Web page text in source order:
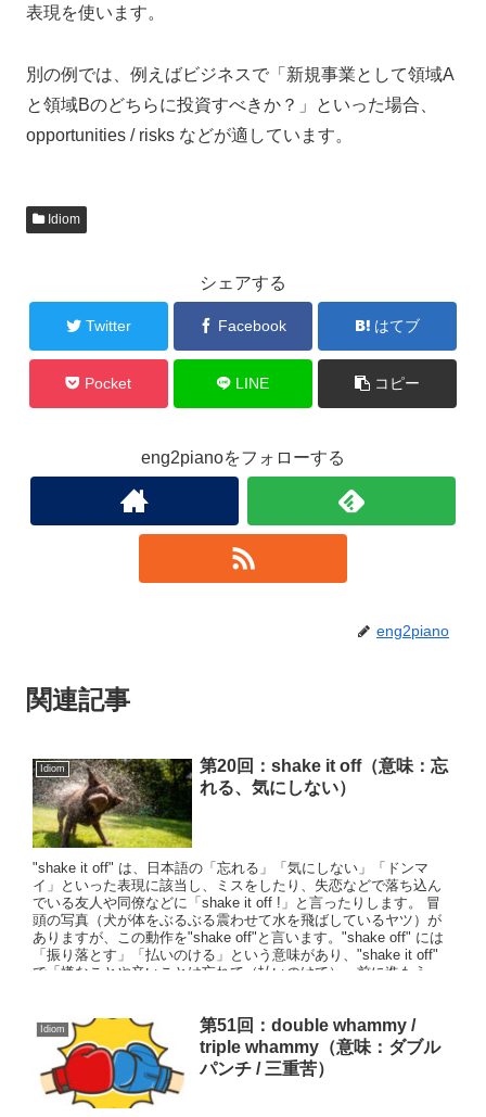
表現を使います。
別の例では、例えばビジネスで「新規事業として領域A
と領域Bのどちらに投資すべきか？」といった場合、
opportunities / risks などが適しています。
Idiom
シェアする
Twitter Facebook はてブ
Pocket LINE コピー
eng2pianoをフォローする
eng2piano
関連記事
Idiom
第20回：shake it off（意味：忘
れる、気にしない）
"shake it off" は、日本語の「忘れる」「気にしない」「ドンマ
イ」といった表現に該当し、ミスをしたり、失恋などで落ち込ん
でいる友人や同僚などに「shake it off !」と言ったりします。 冒
頭の写真（犬が体をぶるぶる震わせて水を飛ばしているヤツ）が
ありますが、この動作を"shake off"と言います。"shake off" には
「振り落とす」「払いのける」という意味があり、"shake it off"
で「嫌なことや辛いことは忘れて（払いのけて）、前に進もう」
Idiom
第51回：double whammy /
triple whammy（意味：ダブル
パンチ / 三重苦）